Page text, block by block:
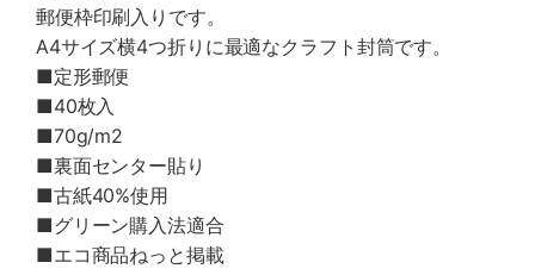
郵便枠印刷入りです。
A4サイズ横4つ折りに最適なクラフト封筒です。
■定形郵便
■40枚入
■70g/m2
■裏面センター貼り
■古紙40%使用
■グリーン購入法適合
■エコ商品ねっと掲載